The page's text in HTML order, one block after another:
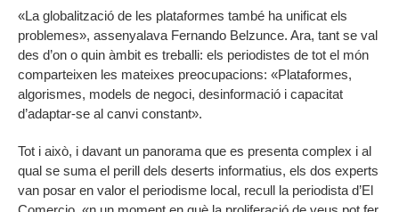
«La globalització de les plataformes també ha unificat els
problemes», assenyalava Fernando Belzunce. Ara, tant se val
des d’on o quin àmbit es treballi: els periodistes de tot el món
comparteixen les mateixes preocupacions: «Plataformes,
algorismes, models de negoci, desinformació i capacitat
d’adaptar-se al canvi constant».
Tot i això, i davant un panorama que es presenta complex i al
qual se suma el perill dels deserts informatius, els dos experts
van posar en valor el periodisme local, recull la periodista d’El